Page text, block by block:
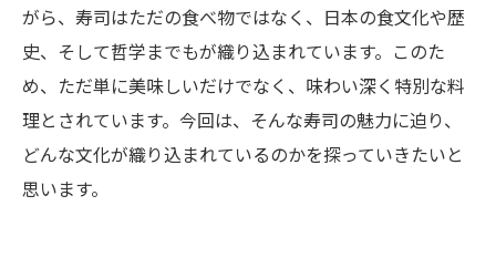
がら、寿司はただの食べ物ではなく、日本の食文化や歴
史、そして哲学までもが織り込まれています。このた
め、ただ単に美味しいだけでなく、味わい深く特別な料
理とされています。今回は、そんな寿司の魅力に迫り、
どんな文化が織り込まれているのかを探っていきたいと
思います。